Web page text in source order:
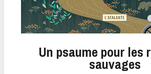
Un psaume pour les
sauvages